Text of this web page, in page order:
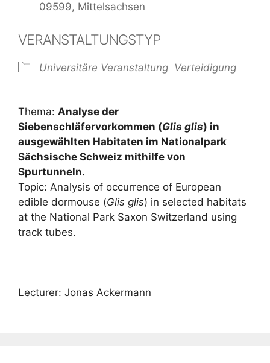
09599, Mittelsachsen
VERANSTALTUNGSTYP
Universitäre Veranstaltung Verteidigung
Thema: Analyse der
Siebenschläfervorkommen (Glis glis) in
ausgewählten Habitaten im Nationalpark
Sächsische Schweiz mithilfe von
Spurtunneln.
Topic: Analysis of occurrence of European
edible dormouse (Glis glis) in selected habitats
at the National Park Saxon Switzerland using
track tubes.
Lecturer: Jonas Ackermann